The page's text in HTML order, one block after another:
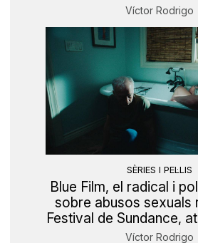
Víctor Rodrigo
SÈRIES I PEL·LIS
Blue Film, el radical i
sobre abusos sexuals
Festival de Sundance,
Víctor Rodrigo